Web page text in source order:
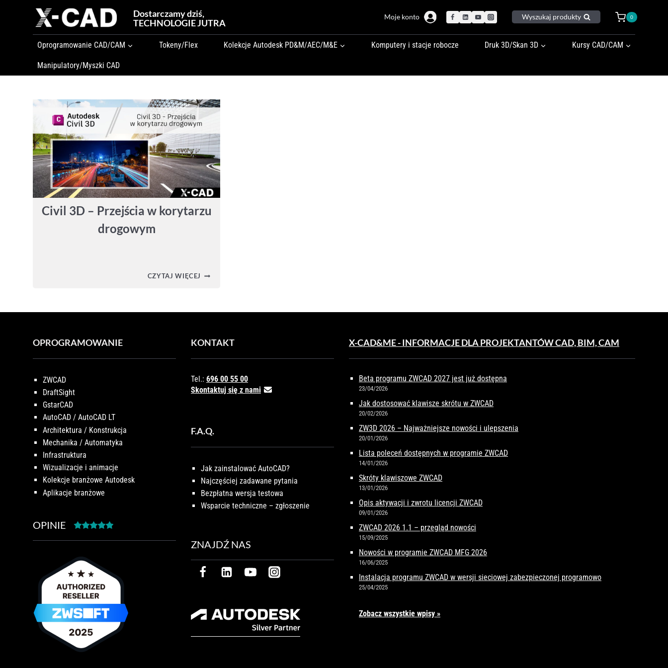
Dostarczamy dziś,
TECHNOLOGIE JUTRA
Moje konto Wyszukaj produkty 0
Oprogramowanie CAD/CAM Tokeny/Flex Kolekcje Autodesk PD&M/AEC/M&E Komputery i stacje robocze Druk 3D/Skan 3D Kursy CAD/CAM
Manipulatory/Myszki CAD
Civil 3D – Przejścia w korytarzu
drogowym
CZYTAJ WIĘCEJ CIVIL
OPROGRAMOWANIE
ZWCAD
DraftSight
GstarCAD
AutoCAD / AutoCAD LT
Architektura / Konstrukcja
Mechanika / Automatyka
Infrastruktura
Wizualizacje i animacje
Kolekcje branżowe Autodesk
Aplikacje branżowe
OPINIE
KONTAKT
Tel.: 696 00 55 00
Skontaktuj się z nami
F.A.Q.
Jak zainstalować AutoCAD?
Najczęściej zadawane pytania
Bezpłatna wersja testowa
Wsparcie techniczne – zgłoszenie
ZNAJDŹ NAS
X-CAD&ME - INFORMACJE DLA PROJEKTANTÓW CAD, BIM, CAM
Beta programu ZWCAD 2027 jest już dostępna
23/04/2026
Jak dostosować klawisze skrótu w ZWCAD
20/02/2026
ZW3D 2026 – Najważniejsze nowości i ulepszenia
20/01/2026
Lista poleceń dostępnych w programie ZWCAD
14/01/2026
Skróty klawiszowe ZWCAD
13/01/2026
Opis aktywacji i zwrotu licencji ZWCAD
09/01/2026
ZWCAD 2026 1.1 – przegląd nowości
15/09/2025
Nowości w programie ZWCAD MFG 2026
16/06/2025
Instalacja programu ZWCAD w wersji sieciowej zabezpieczonej programowo
25/04/2025
Zobacz wszystkie wpisy »